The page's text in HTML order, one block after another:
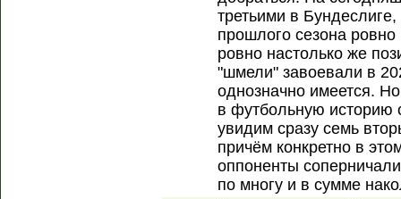
третьими в Бундеслиге,
прошлого сезона ровно
ровно настолько же
"шмели" завоевали в
однозначно имеется.
в футбольную историю
увидим сразу семь
причём конкретно в
оппоненты
по многу и в сумме